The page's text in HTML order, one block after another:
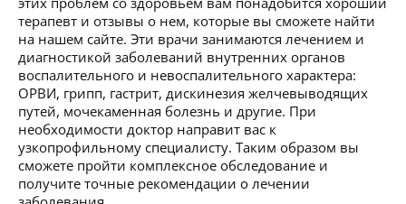
терапевт и отзывы о нем, которые вы сможете найти
на нашем сайте. Эти врачи занимаются лечением и
диагностикой заболеваний внутренних органов
воспалительного и невоспалительного характера:
ОРВИ, грипп, гастрит, дискинезия желчевыводящих
путей, мочекаменная болезнь и другие. При
необходимости доктор направит вас к
узкопрофильному специалисту. Таким образом вы
сможете пройти комплексное обследование и
получите точные рекомендации о лечении